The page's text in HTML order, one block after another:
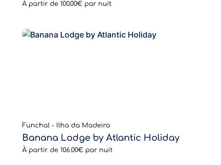
À partir de 100.00€ par nuit
Funchal - Ilha da Madeira
Banana Lodge by Atlantic Holiday
À partir de 106.00€ par nuit